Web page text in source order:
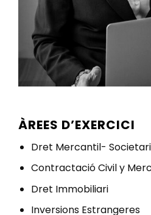
ÀREES D’EXERCICI
Dret Mercantil- Societari
Contractació Civil y
Dret Immobiliari
Inversions Estrangeres